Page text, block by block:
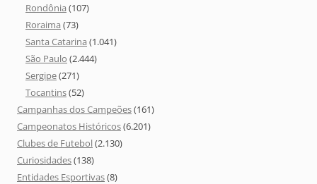
Rondônia (107)
Roraima (73)
Santa Catarina (1.041)
São Paulo (2.444)
Sergipe(271)
Tocantins(52)
Campanhas dos Campeões(161)
Campeonatos Históricos(6.201)
Clubes de Futebol(2.130)
Curiosidades(138)
Entidades Esportivas(8)